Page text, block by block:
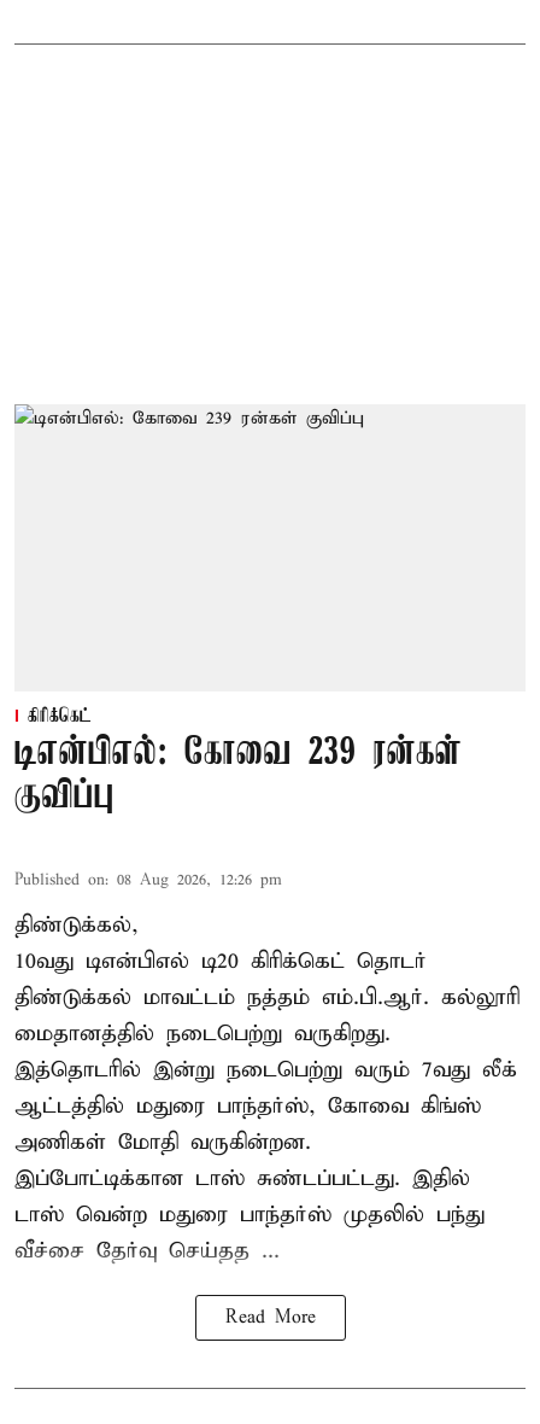
கிரிக்கெட்
டிஎன்பிஎல்: கோவை 239 ரன்கள்
குவிப்பு
Published on: 08 Aug 2026, 12:26 pm
திண்டுக்கல்,
10வது டிஎன்பிஎல் டி20 கிரிக்கெட் தொடர்
திண்டுக்கல் மாவட்டம் நத்தம் எம்.பி.ஆர். கல்லூரி
மைதானத்தில் நடைபெற்று வருகிறது.
இத்தொடரில் இன்று நடைபெற்று வரும் 7வது லீக்
ஆட்டத்தில் மதுரை பாந்தர்ஸ், கோவை கிங்ஸ்
அணிகள் மோதி வருகின்றன.
இப்போட்டிக்கான டாஸ் சுண்டப்பட்டது. இதில்
டாஸ் வென்ற மதுரை பாந்தர்ஸ் முதலில் பந்து
வீச்சை தேர்வு செய்தத ...
Read More